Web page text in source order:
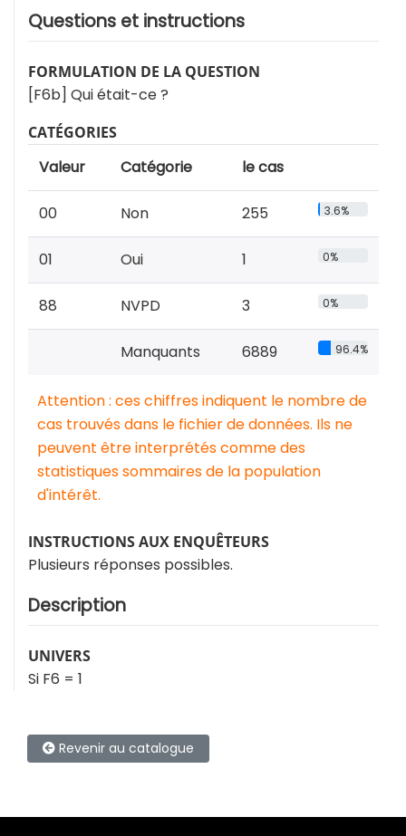
Questions et instructions
FORMULATION DE LA QUESTION
[F6b] Qui était-ce ?
CATÉGORIES
Valeur Catégorie le cas
00 Non 255 3.6%
01 Oui 1 0%
88 NVPD 3 0%
Manquants 6889 96.4%
Attention : ces chiffres indiquent le nombre de
cas trouvés dans le fichier de données. Ils ne
peuvent être interprétés comme des
statistiques sommaires de la population
d'intérêt.
INSTRUCTIONS AUX ENQUÊTEURS
Plusieurs réponses possibles.
Description
UNIVERS
Si F6 = 1
Revenir au catalogue